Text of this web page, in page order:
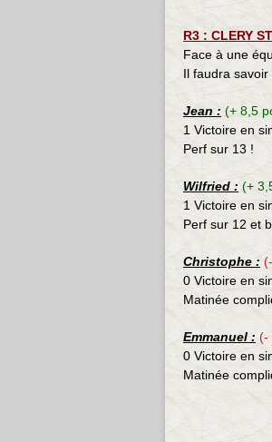
R3 : CLERY
Face à une
Il faudra savoir
Jean : (+ 8,5
1 Victoire en
Perf sur 13 !
Wilfried : (+
1 Victoire en
Perf sur 12 et
Christophe :
0 Victoire en
Matinée
Emmanuel : (-
0 Victoire en
Matinée